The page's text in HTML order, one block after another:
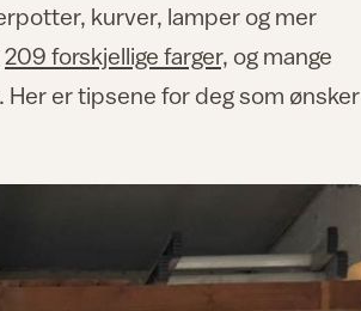
kurver, lamper og mer
209 forskjellige farger, og mange
Her er tipsene for deg som ønsker